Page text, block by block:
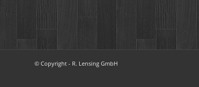
© Copyright - R. Lensing GmbH